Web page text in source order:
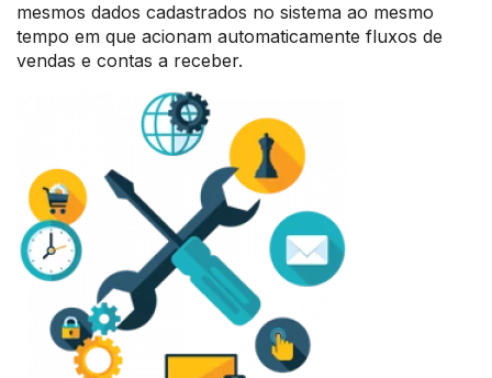
mesmos dados cadastrados no sistema ao mesmo
tempo em que acionam automaticamente fluxos de
vendas e contas a receber.